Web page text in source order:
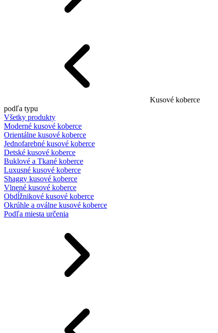
Kusové koberce
podľa typu
Všetky produkty
Moderné kusové koberce
Orientálne kusové koberce
Jednofarebné kusové koberce
Detské kusové koberce
Buklové a Tkané koberce
Luxusné kusové koberce
Shaggy kusové koberce
Vlnené kusové koberce
Obdĺžnikové kusové koberce
Okrúhle a oválne kusové koberce
Podľa miesta určenia